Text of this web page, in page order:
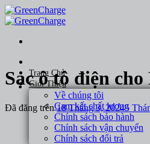
Chuyển
đến
dung
Trang Chủ
Giới Thiệu
Về chúng tôi
Cam kết chất lượng
Chính sách bảo hành
Chính sách vận chuyển
Chính sách đổi trả
Sạc ô tô điện
Đã đăng trên18 Tháng 3, 20245